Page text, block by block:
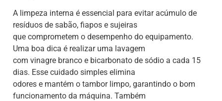
A limpeza interna é essencial para evitar acúmulo de
resíduos de sabão, fiapos e sujeiras
que comprometem o desempenho do equipamento.
Uma boa dica é realizar uma lavagem
com vinagre branco e bicarbonato de sódio a cada 15
dias. Esse cuidado simples elimina
odores e mantém o tambor limpo, garantindo o bom
funcionamento da máquina. Também